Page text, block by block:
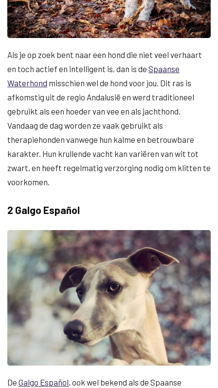
Als je op zoek bent naar een hond die niet veel verhaart
en toch actief en intelligent is, dan is de Spaanse
Waterhond misschien wel de hond voor jou. Dit ras is
afkomstig uit de regio Andalusië en werd traditioneel
gebruikt als een hoeder van vee en als jachthond.
Vandaag de dag worden ze vaak gebruikt als
therapiehonden vanwege hun kalme en betrouwbare
karakter. Hun krullende vacht kan variëren van wit tot
zwart, en heeft regelmatig verzorging nodig om klitten te
voorkomen.
2 Galgo Español
De Galgo Español, ook wel bekend als de Spaanse